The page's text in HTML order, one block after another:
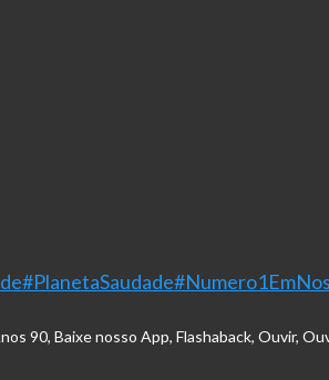
#PlanetaSaudade
90, Baixe nosso App, Flashaback, Ouvir,